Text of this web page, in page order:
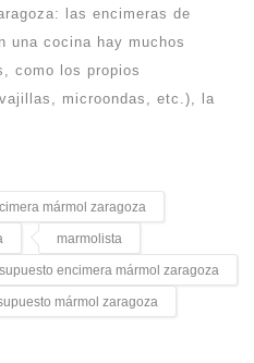
las encimeras de
una cocina hay muchos
como los propios
microondas, etc.), la
mármol zaragoza
marmolista
encimera mármol zaragoza
mármol zaragoza